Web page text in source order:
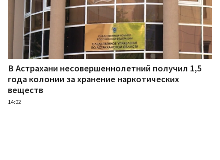
В Астрахани несовершеннолетний получил 1,5
года колонии за хранение наркотических
веществ
14:02